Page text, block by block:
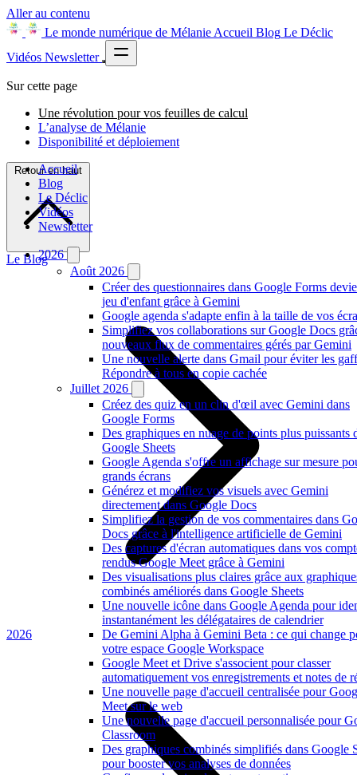
Aller au contenu
Le monde numérique de Mélanie Accueil Blog Le Déclic
Vidéos Newsletter
Accueil
Blog
Le Déclic
Vidéos
Newsletter
2026
Août 2026
Créer des questionnaires dans Google Forms
jeu d'enfant grâce à Gemini
Google agenda s'adapte enfin à la taille de vos
Simplifiez vos collaborations sur Google Docs
nouveaux flux de commentaires gérés par Gemini
Une nouvelle alerte dans Gmail pour éviter les
Répondre à tous en copie cachée
Juillet 2026
Créez des quiz en un clin d'œil avec Gemini dans
Google Forms
Des graphiques en nuage de points plus puissants
Google Sheets
Google Agenda s'offre un affichage sur mesure
grands écrans
Générez et modifiez vos visuels avec Gemini
directement dans Google Docs
Simplifiez la gestion de vos commentaires dans
Docs grâce à l'intelligence artificielle de Gemini
Des captures d'écran automatiques dans vos
rendus Google Meet grâce à Gemini
Des visualisations plus claires grâce aux
combinés améliorés dans Google Sheets
Une nouvelle icône dans Google Agenda pour
instantanément les délégataires de calendrier
De Gemini Alpha à Gemini Beta : ce qui change
votre espace Google Workspace
Google Meet et Drive s'associent pour classer
automatiquement vos enregistrements et notes de
Une nouvelle page d'accueil centralisée pour
Meet sur le web
Une nouvelle page d'accueil personnalisée pour
Classroom
Des graphiques combinés simplifiés dans Google
pour booster vos analyses de données
Sur cette page
Une révolution pour vos feuilles de calcul
L’analyse de Mélanie
Disponibilité et déploiement
Retour en haut
Le Blog
2026